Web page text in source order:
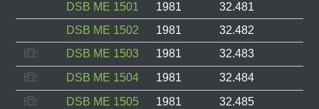
DSB ME 1501
1981 32.481
DSB ME 1502
1981 32.482
DSB ME 1503
1981 32.483
DSB ME 1504
1981 32.484
DSB ME 1505
1981 32.485